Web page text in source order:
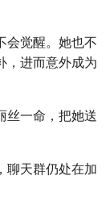
会觉醒。她也不
，进而意外成为
丝一命，把她送
聊天群仍处在加